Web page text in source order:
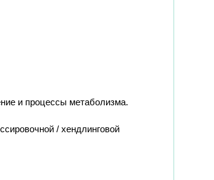
и процессы метаболизма.
/ хендлинговой